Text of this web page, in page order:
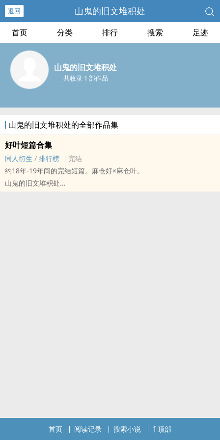
返回 山鬼的旧文堆积处
首页 分类 排行 搜索 足迹
山鬼的旧文堆积处
共收录 1 部作品
山鬼的旧文堆积处的全部作品集
好叶短篇合集
同人衍生 / 排行榜
完结
约18年-19年间的完结短篇。麻仓好×麻仓叶。
山鬼的旧文堆积处
首页 阅读记录 搜索小说 顶部